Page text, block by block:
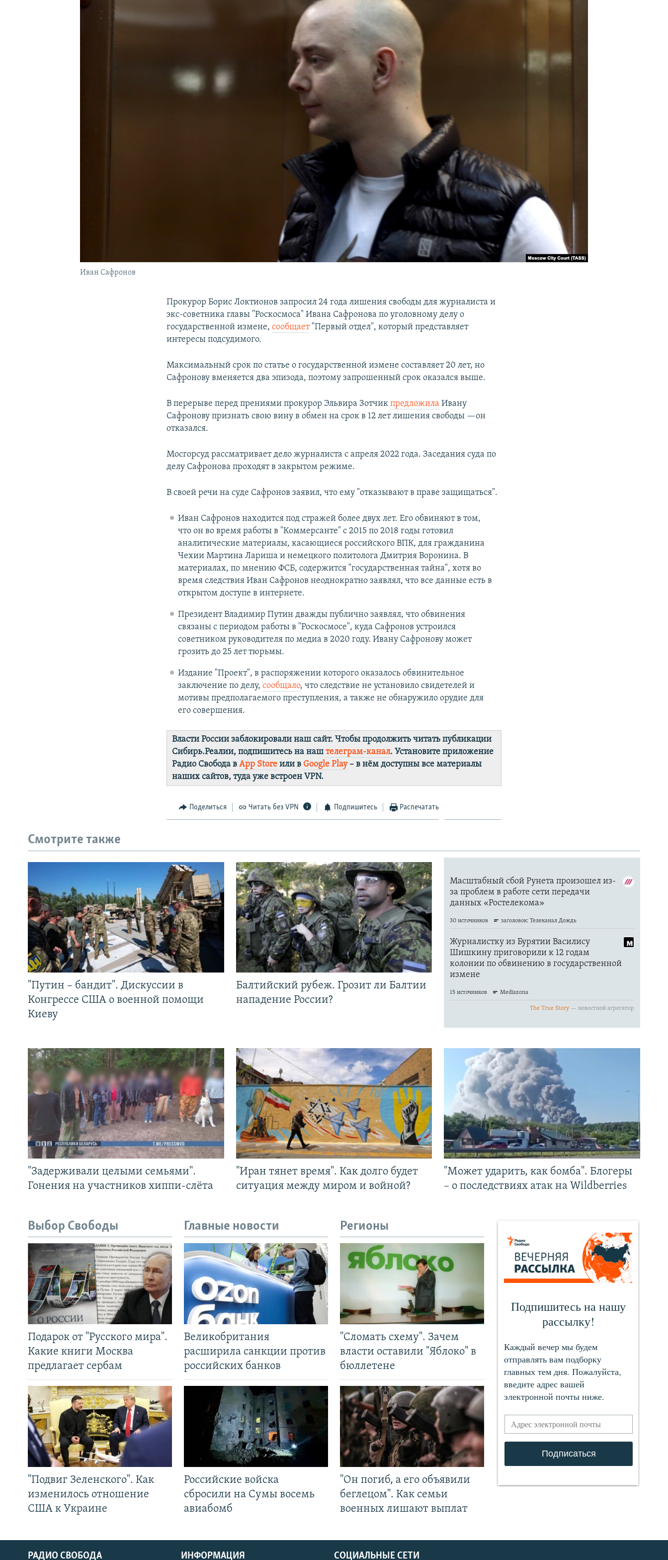
ПОДПИШИТЕСЬ НА РАССЫЛКУ
Иван Сафронов
Прокурор Борис Локтионов запросил 24 года лишения свободы для журналиста и
экс-советника главы "Роскосмоса" Ивана Сафронова по уголовному делу о
государственной измене,сообщает"Первый отдел", который представляет
интересы подсудимого.
Максимальный срок по статье о государственной измене составляет 20 лет, но
Сафронову вменяется два эпизода, поэтому запрошенный срок оказался выше.
В перерыве перед прениями прокурор Эльвира Зотчикпредложила Ивану
Сафронову признать свою вину в обмен на срок в 12 лет лишения свободы —он
отказался.
Мосгорсуд рассматривает дело журналиста с апреля 2022 года. Заседания суда по
делу Сафронова проходят в закрытом режиме.
В своей речи на суде Сафронов заявил, что ему "отказывают в праве защищаться".
Иван Сафронов находится под стражей более двух лет. Его обвиняют в том,
что он во время работы в "Коммерсанте" с 2015 по 2018 годы готовил
аналитические материалы, касающиеся российского ВПК, для гражданина
Чехии Мартина Лариша и немецкого политолога Дмитрия Воронина. В
материалах, по мнению ФСБ, содержится "государственная тайна", хотя во
время следствия Иван Сафронов неоднократно заявлял, что все данные есть в
открытом доступе в интернете.
Президент Владимир Путин дважды публично заявлял, что обвинения
связаны с периодом работы в "Роскосмосе", куда Сафронов устроился
советником руководителя по медиа в 2020 году. Ивану Сафронову может
грозить до 25 лет тюрьмы.
Издание "Проект", в распоряжении которого оказалось обвинительное
заключение по делу, сообщало, что следствие не установило свидетелей и
мотивы предполагаемого преступления, а также не обнаружило орудие для
его совершения.
Власти России заблокировали наш сайт. Чтобы продолжить читать публикации
Сибирь.Реалии, подпишитесь на наштелеграм-канал. Установите приложение
Радио Свобода вApp Store или в Google Play– в нём доступны все материалы
наших сайтов, туда уже встроен VPN.
Поделиться Читать без VPN Подпишитесь Распечатать
Смотрите также
"Путин – бандит". Дискуссии в
Конгрессе США о военной помощи
Киеву
Балтийский рубеж. Грозит ли Балтии
нападение России?
"Задерживали целыми семьями".
Гонения на участников хиппи-слёта
"Иран тянет время". Как долго будет
ситуация между миром и войной?
"Может ударить, как бомба". Блогеры
– о последствиях атак на Wildberries
Выбор Свободы
Подарок от "Русского мира".
Какие книги Москва
предлагает сербам
"Подвиг Зеленского". Как
изменилось отношение
США к Украине
Главные новости
Великобритания
расширила санкции против
российских банков
Российские войска
сбросили на Сумы восемь
авиабомб
Регионы
"Сломать схему". Зачем
власти оставили "Яблоко" в
бюллетене
"Он погиб, а его объявили
беглецом". Как семьи
военных лишают выплат
СОЦИАЛЬНЫЕ СЕТИ
РАДИО СВОБОДА ИНФОРМАЦИЯ